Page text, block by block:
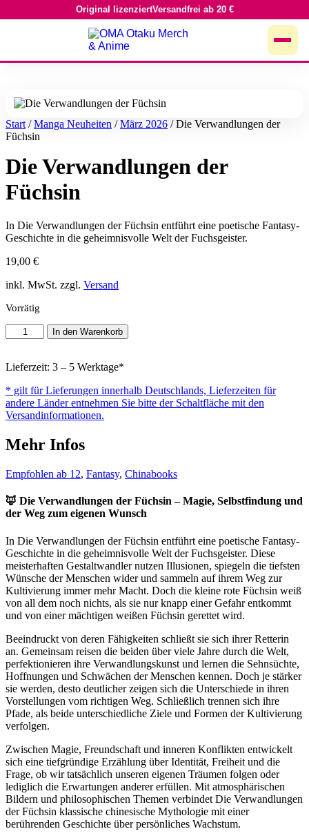
Inhalt
Original lizenziertVersandfrei ab 20 €
Start /Manga Neuheiten /März 2026 / Die Verwandlungen der
Füchsin
Die Verwandlungen der
Füchsin
In Die Verwandlungen der Füchsin entführt eine poetische Fantasy-
Geschichte in die geheimnisvolle Welt der Fuchsgeister.
19,00 €
inkl. MwSt. zzgl. Versand
Vorrätig
Verwandlungen
Füchsin
In den Warenkorb
Lieferzeit: 3 – 5 Werktage*
* gilt für Lieferungen innerhalb Deutschlands, Lieferzeiten für
andere Länder entnehmen Sie bitte der Schaltfläche mit den
Versandinformationen.
Mehr Infos
Empfohlen ab 12, Fantasy, Chinabooks
🦊 Die Verwandlungen der Füchsin – Magie, Selbstfindung und
der Weg zum eigenen Wunsch
In Die Verwandlungen der Füchsin entführt eine poetische Fantasy-
Geschichte in die geheimnisvolle Welt der Fuchsgeister. Diese
meisterhaften Gestaltwandler nutzen Illusionen, spiegeln die tiefsten
Wünsche der Menschen wider und sammeln auf ihrem Weg zur
Kultivierung immer mehr Macht. Doch die kleine rote Füchsin weiß
von all dem noch nichts, als sie nur knapp einer Gefahr entkommt
und von einer mächtigen weißen Füchsin gerettet wird.
Beeindruckt von deren Fähigkeiten schließt sie sich ihrer Retterin
an. Gemeinsam reisen die beiden über viele Jahre durch die Welt,
perfektionieren ihre Verwandlungskunst und lernen die Sehnsüchte,
Hoffnungen und Schwächen der Menschen kennen. Doch je stärker
sie werden, desto deutlicher zeigen sich die Unterschiede in ihren
Vorstellungen vom richtigen Weg. Schließlich trennen sich ihre
Pfade, als beide unterschiedliche Ziele und Formen der Kultivierung
verfolgen.
Zwischen Magie, Freundschaft und inneren Konflikten entwickelt
sich eine tiefgründige Erzählung über Identität, Freiheit und die
Frage, ob wir tatsächlich unseren eigenen Träumen folgen oder
lediglich die Erwartungen anderer erfüllen. Mit atmosphärischen
Bildern und philosophischen Themen verbindet Die Verwandlungen
der Füchsin klassische chinesische Mythologie mit einer
berührenden Geschichte über persönliches Wachstum.